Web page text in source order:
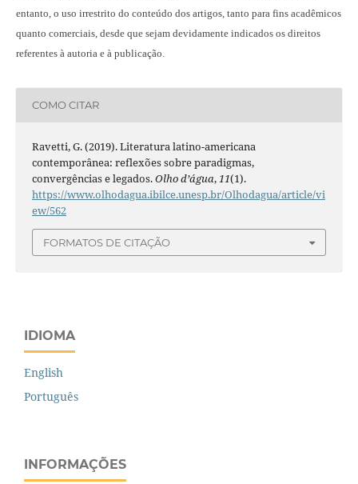
entanto, o uso irrestrito do conteúdo dos artigos, tanto para fins acadêmicos
quanto comerciais, desde que sejam devidamente indicados os direitos
referentes à autoria e à publicação.
COMO CITAR
Ravetti, G. (2019). Literatura latino-americana
contemporânea: reflexões sobre paradigmas,
convergências e legados.Olho d’água, 11(1).
https://www.olhodagua.ibilce.unesp.br/Olhodagua/article/vi
ew/562
FORMATOS DE CITAÇÃO
IDIOMA
English
Português
INFORMAÇÕES